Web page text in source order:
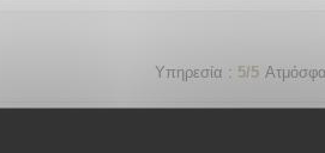
Υπηρεσία : 5/5